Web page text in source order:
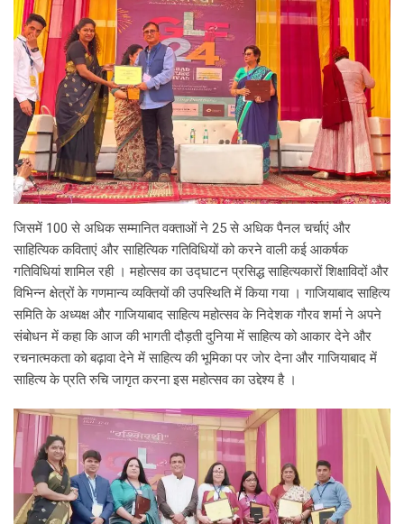
जिसमें 100 से अधिक सम्मानित वक्ताओं ने 25 से अधिक पैनल चर्चाएं और
साहित्यिक कविताएं और साहित्यिक गतिविधियों को करने वाली कई आकर्षक
गतिविधियां शामिल रही । महोत्सव का उद्घाटन प्रसिद्ध साहित्यकारों शिक्षाविदों और
विभिन्न क्षेत्रों के गणमान्य व्यक्तियों की उपस्थिति में किया गया । गाजियाबाद साहित्य
समिति के अध्यक्ष और गाजियाबाद साहित्य महोत्सव के निदेशक गौरव शर्मा ने अपने
संबोधन में कहा कि आज की भागती दौड़ती दुनिया में साहित्य को आकार देने और
रचनात्मकता को बढ़ावा देने में साहित्य की भूमिका पर जोर देना और गाजियाबाद में
साहित्य के प्रति रुचि जागृत करना इस महोत्सव का उद्देश्य है ।